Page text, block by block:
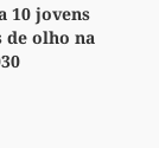
10 jovens
olho na